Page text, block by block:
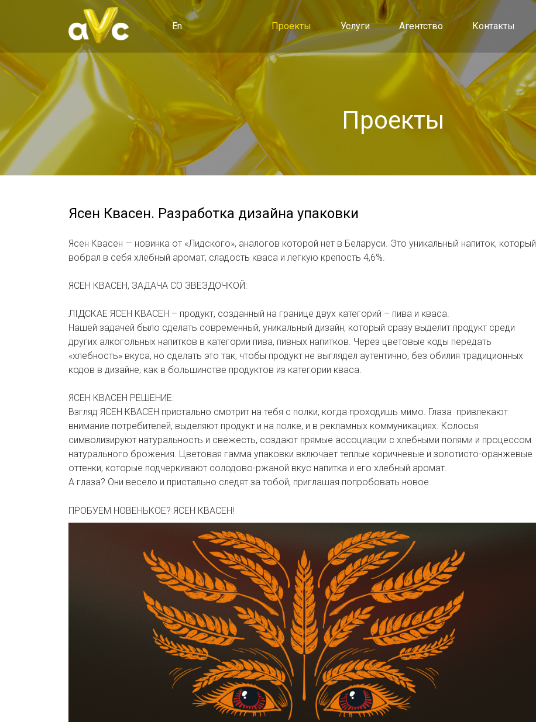
En Проекты Услуги Агентство Контакты
Проекты
Ясен Квасен. Разработка дизайна упаковки
Ясен Квасен — новинка от «Лидского», аналогов которой нет в Беларуси. Это уникальный напиток, который
вобрал в себя хлебный аромат, сладость кваса и легкую крепость 4,6%.
ЯСЕН КВАСЕН, ЗАДАЧА СО ЗВЕЗДОЧКОЙ:
ЛІДСКАЕ ЯСЕН КВАСЕН – продукт, созданный на границе двух категорий – пива и кваса.
Нашей задачей было сделать современный, уникальный дизайн, который сразу выделит продукт среди
других алкогольных напитков в категории пива, пивных напитков. Через цветовые коды передать
«хлебность» вкуса, но сделать это так, чтобы продукт не выглядел аутентично, без обилия традиционных
кодов в дизайне, как в большинстве продуктов из категории кваса.
ЯСЕН КВАСЕН РЕШЕНИЕ:
Взгляд ЯСЕН КВАСЕН пристально смотрит на тебя с полки, когда проходишь мимо. Глаза привлекают
внимание потребителей, выделяют продукт и на полке, и в рекламных коммуникациях. Колосья
символизируют натуральность и свежесть, создают прямые ассоциации с хлебными полями и процессом
натурального брожения. Цветовая гамма упаковки включает теплые коричневые и золотисто-оранжевые
оттенки, которые подчеркивают солодово-ржаной вкус напитка и его хлебный аромат.
А глаза? Они весело и пристально следят за тобой, приглашая попробовать новое.
ПРОБУЕМ НОВЕНЬКОЕ? ЯСЕН КВАСЕН!